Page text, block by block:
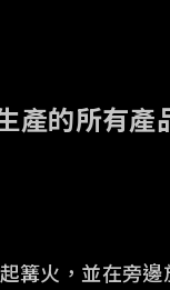
的所有產
篝火，並在旁邊